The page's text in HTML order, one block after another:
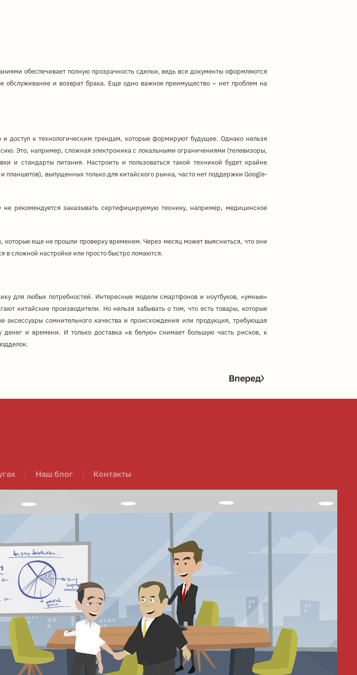
обеспечивает полную прозрачность сделки, ведь все документы оформляются
обслуживание и возврат брака. Еще одно важное преимущество – нет проблем на
доступ к технологическим трендам, которые формируют будущее. Однако нельзя
Это, например, сложная электроника с локальными ограничениями (телевизоры,
и стандарты питания. Настроить и пользоваться такой техникой будет крайне
планшетов), выпущенных только для китайского рынка, часто нет поддержки Google-
рекомендуется заказывать сертифицируемую технику, например, медицинское
еще не прошли проверку временем. Через месяц может выясниться, что они
сложной настройке или просто быстро ломаются.
для любых потребностей. Интересные модели смартфонов и ноутбуков, «умные»
китайские производители. Но нельзя забывать о том, что есть товары, которые
аксессуары сомнительного качества и происхождения или продукция, требующая
денег и времени. И только доставка «в белую» снимает большую часть рисков, к
Вперед
Наш блог Контакты